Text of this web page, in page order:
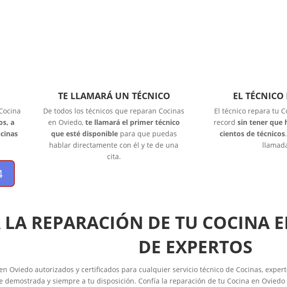
a
TE LLAMARÁ UN TÉCNICO
De todos los técnicos que reparan Cocinas
en Oviedo, te llamará el primer técnico
que esté disponiblepara que puedas
hablar directamente con él y te de una
cita.
EL TÉCNICO
El técnico repara tu
record sin tener que
cientos de técnicos
REPARACIÓN DE TU COCINA
DE EXPERTOS
Oviedo autorizados y certificados para cualquier servicio técnico de Cocinas,
demostrada y siempre a tu disposición. Confía la reparación de tu Cocina en